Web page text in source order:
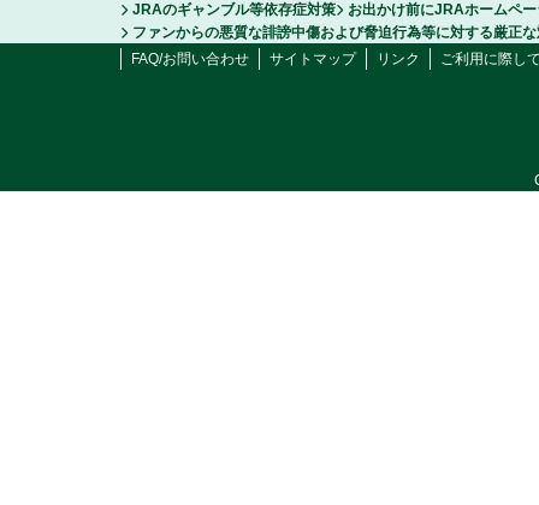
JRAのギャンブル等依存症対策
お出かけ前にJRAホームペ
ファンからの悪質な誹謗中傷および脅迫行為等に対する厳正
FAQ/お問い合わせ
サイトマップ リンク ご利用に際し